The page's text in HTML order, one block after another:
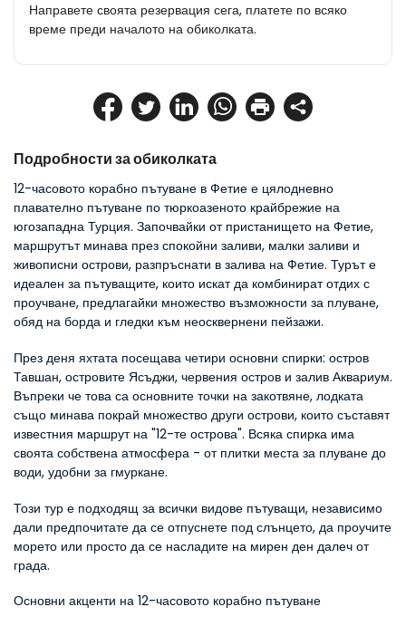
Подробности за обиколката
12-часовото корабно пътуване в Фетие е цялодневно
плавателно пътуване по тюркоазеното крайбрежие на
югозападна Турция. Започвайки от пристанището на Фетие,
маршрутът минава през спокойни заливи, малки заливи и
живописни острови, разпръснати в залива на Фетие. Турът е
идеален за пътуващите, които искат да комбинират отдих с
проучване, предлагайки множество възможности за плуване,
обяд на борда и гледки към неосквернени пейзажи.
През деня яхтата посещава четири основни спирки: остров
Тавшан, островите Ясъджи, червения остров и залив Аквариум.
Въпреки че това са основните точки на закотвяне, лодката
също минава покрай множество други острови, които съставят
известния маршрут на "12-те острова". Всяка спирка има
своята собствена атмосфера - от плитки места за плуване до
води, удобни за гмуркане.
Този тур е подходящ за всички видове пътуващи, независимо
дали предпочитате да се отпуснете под слънцето, да проучите
морето или просто да се насладите на мирен ден далеч от
града.
Основни акценти на 12-часовото корабно пътуване
Направете своята резервация сега, платете по всяко
време преди началото на обиколката.